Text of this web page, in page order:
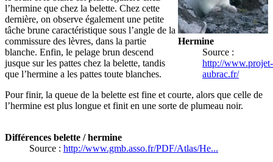
Hermine
Source :
http://
aubrac.fr/
l’hermine que chez la belette. Chez cette
dernière, on observe également une petite
tâche brune caractéristique sous l’angle de la
commissure des lèvres, dans la partie
blanche. Enfin, le pelage brun descend
jusque sur les pattes chez la belette, tandis
que l’hermine a les pattes toute blanches.
Pour finir, la queue de la belette est fine et courte, alors que celle de
l’hermine est plus longue et finit en une sorte de plumeau noir.
Différences belette / hermine
Source : http://www.gmb.asso.fr/PDF/Atlas/He...